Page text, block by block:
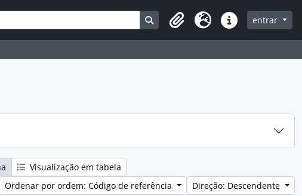
Search in browse page
Clipboard
Idioma Ligações rápidas
entrar
Visualização em tabela
Ordenar por ordem: Código de referência
Direção: Descendente